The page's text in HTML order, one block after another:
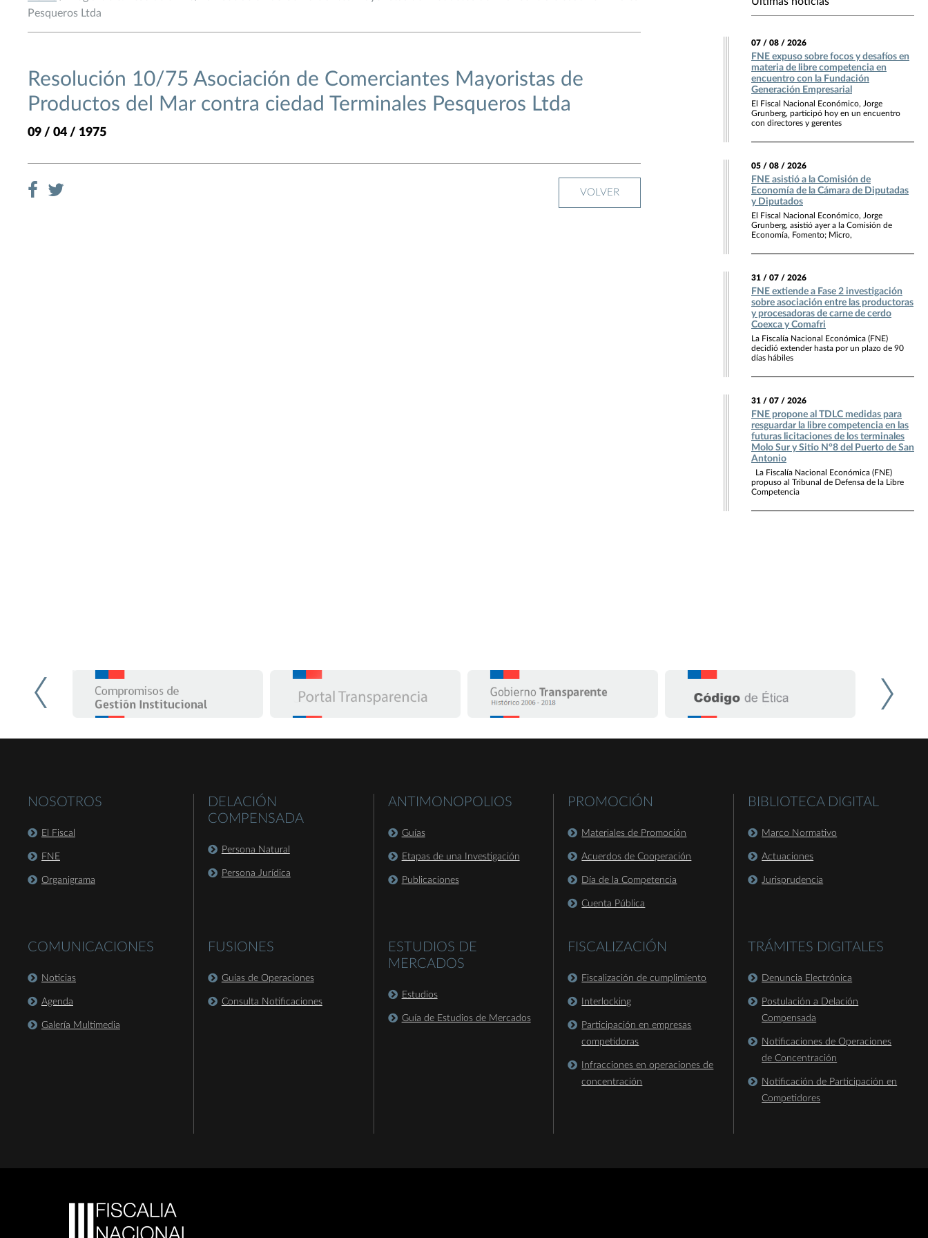
Pesqueros Ltda
Resolución 10/75 Asociación de Comerciantes Mayoristas de
Productos del Mar contra ciedad Terminales Pesqueros Ltda
09 / 04 / 1975
VOLVER
07 / 08 / 2026
FNE expuso sobre focos y desafíos en
materia de libre competencia en
encuentro con la Fundación
Generación Empresarial
El Fiscal Nacional Económico, Jorge
Grunberg, participó hoy en un encuentro
con directores y gerentes
05 / 08 / 2026
FNE asistió a la Comisión de
Economía de la Cámara de Diputadas
y Diputados
El Fiscal Nacional Económico, Jorge
Grunberg, asistió ayer a la Comisión de
Economía, Fomento; Micro,
31 / 07 / 2026
FNE extiende a Fase 2 investigación
sobre asociación entre las productoras
y procesadoras de carne de cerdo
Coexca y Comafri
La Fiscalía Nacional Económica (FNE)
decidió extender hasta por un plazo de 90
días hábiles
31 / 07 / 2026
FNE propone al TDLC medidas para
resguardar la libre competencia en las
futuras licitaciones de los terminales
Molo Sur y Sitio N°8 del Puerto de San
Antonio
La Fiscalía Nacional Económica (FNE)
propuso al Tribunal de Defensa de la Libre
Competencia
NOSOTROS
El Fiscal
FNE
Organigrama
COMUNICACIONES
Noticias
Agenda
Galería Multimedia
DELACIÓN
COMPENSADA
Persona Natural
Persona Jurídica
FUSIONES
Guías de Operaciones
Consulta Notificaciones
ANTIMONOPOLIOS
Guías
Etapas de una Investigación
Publicaciones
ESTUDIOS DE
MERCADOS
Estudios
Guía de Estudios de Mercados
PROMOCIÓN
Materiales de Promoción
Acuerdos de Cooperación
Día de la Competencia
Cuenta Pública
FISCALIZACIÓN
Fiscalización de cumplimiento
Interlocking
Participación en empresas
competidoras
Infracciones en operaciones de
concentración
BIBLIOTECA DIGITAL
Marco Normativo
Actuaciones
Jurisprudencia
TRÁMITES DIGITALES
Denuncia Electrónica
Postulación a Delación
Compensada
Notificaciones de Operaciones
de Concentración
Notificación de Participación en
Competidores